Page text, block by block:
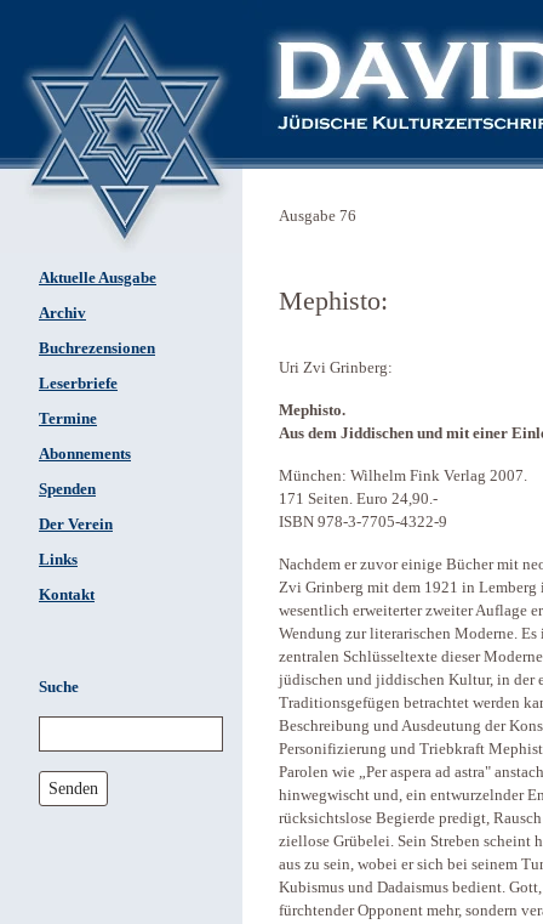
Aktuelle Ausgabe
Archiv
Buchrezensionen
Leserbriefe
Termine
Abonnements
Spenden
Der Verein
Links
Kontakt
Suche
Senden
Ausgabe 76
Mephisto:
Uri Zvi Grinberg:
Mephisto.
Aus dem Jiddischen und mit einer
München: Wilhelm Fink Verlag 2007.
171 Seiten. Euro 24,90.-
ISBN 978-3-7705-4322-9
Nachdem er zuvor einige Bücher mit
Zvi Grinberg mit dem 1921 in Lemberg
wesentlich erweiterter zweiter Auflage
Wendung zur literarischen Moderne.
zentralen Schlüsseltexte dieser
jüdischen und jiddischen Kultur, in der
Traditionsgefügen betrachtet werden
Beschreibung und Ausdeutung der
Personifizierung und Triebkraft
Parolen wie „Per aspera ad astra"
hinwegwischt und, ein entwurzelnder
rücksichtslose Begierde predigt,
ziellose Grübelei. Sein Streben scheint
aus zu sein, wobei er sich bei seinem
Kubismus und Dadaismus bedient.
fürchtender Opponent mehr, sondern